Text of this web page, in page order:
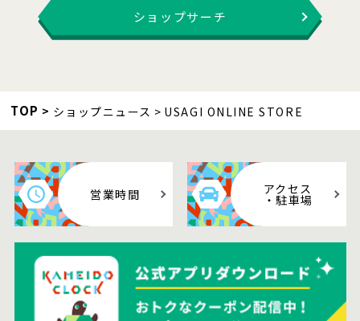
ショップサーチ
TOP ショップニュース USAGI ONLINE STORE
営業時間 アクセス
・駐車場